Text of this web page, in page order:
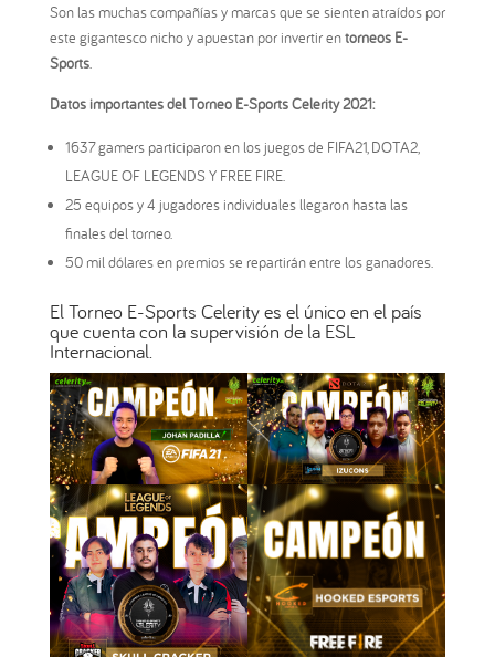
Son las muchas compañías y marcas que se sienten atraídos por
este gigantesco nicho y apuestan por invertir entorneos E-
Sports.
Datos importantes del Torneo E-Sports Celerity 2021:
1637 gamers participaron en los juegos de FIFA21, DOTA2,
LEAGUE OF LEGENDS Y FREE FIRE.
25 equipos y 4 jugadores individuales llegaron hasta las
finales del torneo.
50 mil dólares en premios se repartirán entre los ganadores.
El Torneo E-Sports Celerity es el único en el país
que cuenta con la supervisión de la ESL
Internacional.